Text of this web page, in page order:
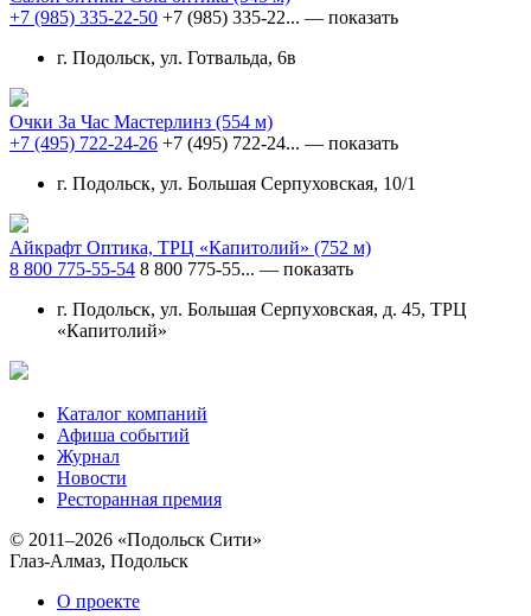
+7 (985) 335-22-50 +7 (985) 335-22... — показать
г. Подольск, ул. Готвальда, 6в
Очки За Час Мастерлинз (554 м)
+7 (495) 722-24-26 +7 (495) 722-24... — показать
г. Подольск, ул. Большая Серпуховская, 10/1
Айкрафт Оптика, ТРЦ «Капитолий» (752 м)
8 800 775-55-54 8 800 775-55... — показать
г. Подольск, ул. Большая Серпуховская, д. 45, ТРЦ
«Капитолий»
Каталог компаний
Афиша событий
Журнал
Новости
Ресторанная премия
© 2011–2026 «Подольск Сити»
Глаз-Алмаз, Подольск
О проекте